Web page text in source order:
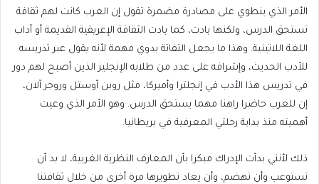
الأمر الذي ينطوي على مصادرة مضمرة تقول إن العرب كانت لهم ثقافة
تستحق الدرس، ولكنها بادت، كما بادت الثقافة الإغريقية القديمة أو آداب
اللغة اللاتينية. وهذا ما يجعل التفاتة بدوي مهمة لأنه يقول عبر تدريسه
للأدب الحديث، وإشرافه على عدد من طلابه الإنجليز الذين أصبح لهم دور
في تدريس هذا الأدب في إنجلترا وأميركا، مثل روبن أوستل وروجر آلان،
إن للعرب حاضرا راهنا مهما يستحق الدرس. وهو الأمر الذي وعيت
أهميته منذ بداية رحلتي المعرفية في بريطانيا.
ذلك لأنني بدأت الإدراك مبكرا بأن المعارف النظرية الغربية، لا بد أن
تستوعب وأن تهضم، وأن يعاد تطويرها مرة أخرى من خلال ثقافتنا